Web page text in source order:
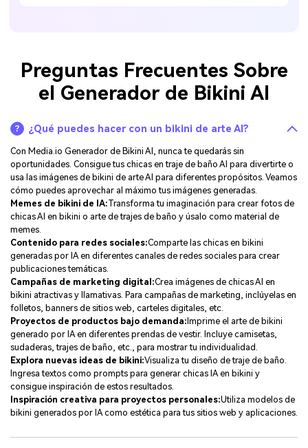
Preguntas Frecuentes Sobre
el Generador de Bikini AI
¿Qué puedes hacer con un bikini de arte AI?
Con Media.io Generador de Bikini AI, nunca te quedarás sin
oportunidades. Consigue tus chicas en traje de baño AI para divertirte o
usa las imágenes de bikini de arte AI para diferentes propósitos. Veamos
cómo puedes aprovechar al máximo tus imágenes generadas.
Memes de bikini de IA:Transforma tu imaginación para crear fotos de
chicas AI en bikini o arte de trajes de baño y úsalo como material de
memes.
Contenido para redes sociales:Comparte las chicas en bikini
generadas por IA en diferentes canales de redes sociales para crear
publicaciones temáticas.
Campañas de marketing digital:Crea imágenes de chicas AI en
bikini atractivas y llamativas. Para campañas de marketing, inclúyelas en
folletos, banners de sitios web, carteles digitales, etc.
Proyectos de productos bajo demanda: Imprime el arte de bikini
generado por IA en diferentes prendas de vestir. Incluye camisetas,
sudaderas, trajes de baño, etc., para mostrar tu individualidad.
Explora nuevas ideas de bikini:Visualiza tu diseño de traje de baño.
Ingresa textos como prompts para generar chicas IA en bikini y
consigue inspiración de estos resultados.
Inspiración creativa para proyectos personales:Utiliza modelos de
bikini generados por IA como estética para tus sitios web y aplicaciones.